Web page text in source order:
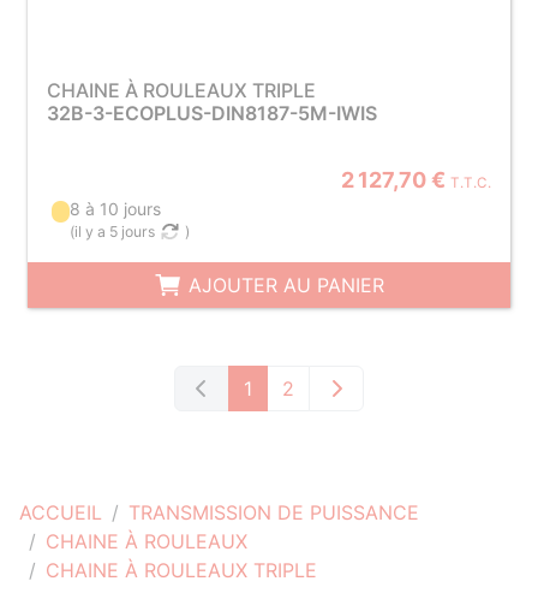
ACCUEIL
TRANSMISSION DE PUISSANCE
CHAINE À ROULEAUX
CHAINE À ROULEAUX TRIPLE
CHAINE À ROULEAUX TRIPLE
32B-3-ECOPLUS-DIN8187-5M-IWIS
2 127,70 € T.T.C.
8 à 10 jours
(il y a 5 jours )
AJOUTER AU PANIER
1 2